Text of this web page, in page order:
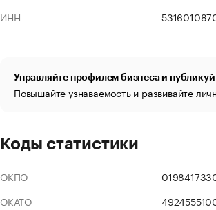
ИНН
Управляйте профилем бизнеса и
Повышайте узнаваемость и развивайте
Коды статистики
ОКПО
ОКАТО